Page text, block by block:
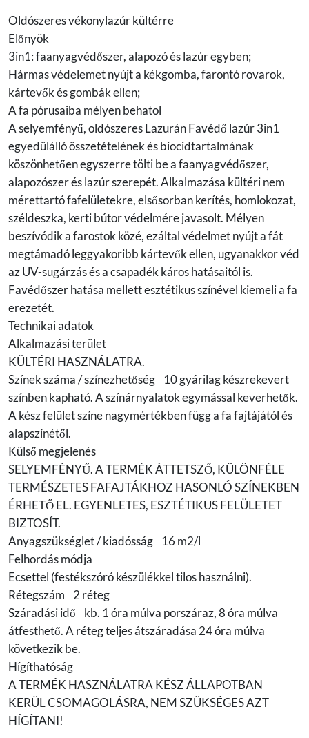
Oldószeres vékonylazúr kültérre
Előnyök
3in1: faanyagvédőszer, alapozó és lazúr egyben;
Hármas védelemet nyújt a kékgomba, farontó rovarok,
kártevők és gombák ellen;
A fa pórusaiba mélyen behatol
A selyemfényű, oldószeres Lazurán Favédő lazúr 3in1
egyedülálló összetételének és biocidtartalmának
köszönhetően egyszerre tölti be a faanyagvédőszer,
alapozószer és lazúr szerepét. Alkalmazása kültéri nem
mérettartó fafelületekre, elsősorban kerítés, homlokozat,
széldeszka, kerti bútor védelmére javasolt. Mélyen
beszívódik a farostok közé, ezáltal védelmet nyújt a fát
megtámadó leggyakoribb kártevők ellen, ugyanakkor véd
az UV-sugárzás és a csapadék káros hatásaitól is.
Favédőszer hatása mellett esztétikus színével kiemeli a fa
erezetét.
Technikai adatok
Alkalmazási terület
KÜLTÉRI HASZNÁLATRA.
Színek száma / színezhetőség 10 gyárilag készrekevert
színben kapható. A színárnyalatok egymással keverhetők.
A kész felület színe nagymértékben függ a fa fajtájától és
alapszínétől.
Külső megjelenés
SELYEMFÉNYŰ. A TERMÉK ÁTTETSZŐ, KÜLÖNFÉLE
TERMÉSZETES FAFAJTÁKHOZ HASONLÓ SZÍNEKBEN
ÉRHETŐ EL. EGYENLETES, ESZTÉTIKUS FELÜLETET
BIZTOSÍT.
Anyagszükséglet / kiadósság 16 m2/l
Felhordás módja
Ecsettel (festékszóró készülékkel tilos használni).
Rétegszám 2 réteg
Száradási idő kb. 1 óra múlva porszáraz, 8 óra múlva
átfesthető. A réteg teljes átszáradása 24 óra múlva
következik be.
Hígíthatóság
A TERMÉK HASZNÁLATRA KÉSZ ÁLLAPOTBAN
KERÜL CSOMAGOLÁSRA, NEM SZÜKSÉGES AZT
HÍGÍTANI!